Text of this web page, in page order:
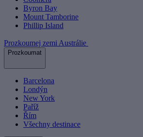
Byron Bay
Mount Tamborine
Phillip Island
Prozkoumej zemi Austrálie
Prozkoumat
Barcelona
Londýn
New York
Paříž
Řím
Všechny destinace